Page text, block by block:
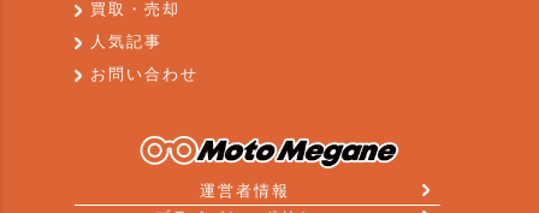
運営者情報
買取・売却
人気記事
お問い合わせ